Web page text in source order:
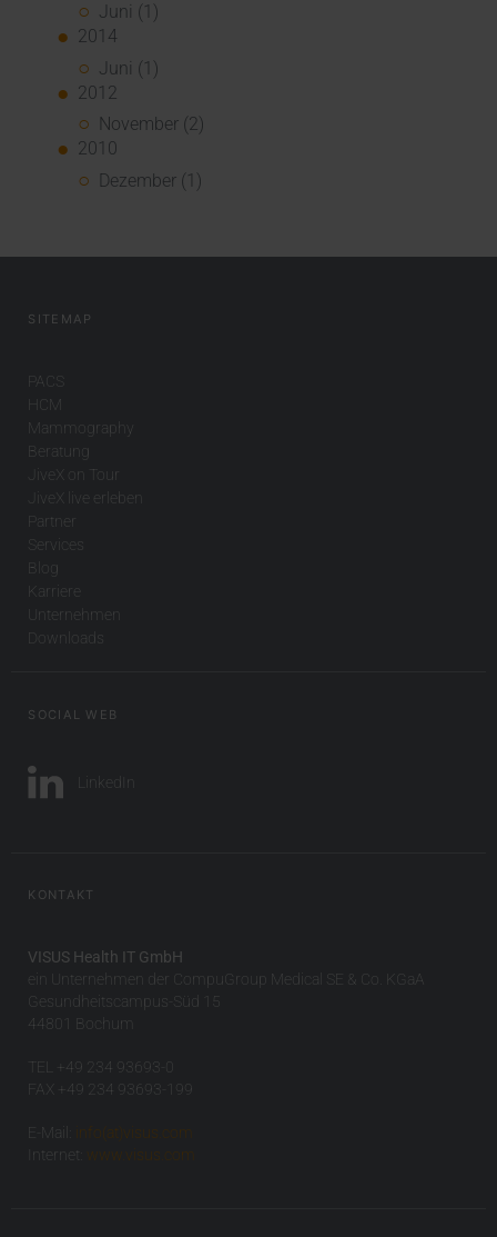
Juni (1)
2014
Juni (1)
2012
November (2)
2010
Dezember (1)
SITEMAP
PACS
HCM
Mammography
Beratung
JiveX on Tour
JiveX live erleben
Partner
Services
Blog
Karriere
Unternehmen
Downloads
SOCIAL WEB
LinkedIn
KONTAKT
VISUS Health IT GmbH
ein Unternehmen der CompuGroup Medical SE & Co. KGaA
Gesundheitscampus-Süd 15
44801 Bochum
TEL +49 234 93693-0
FAX +49 234 93693-199
E-Mail:
info(at)visus.com
Internet:
www.visus.com